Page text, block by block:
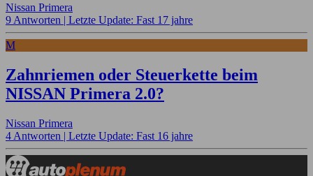
Nissan Primera
9 Antworten | Letzte Update: Fast 17 jahre
M
Zahnriemen oder Steuerkette beim
NISSAN Primera 2.0?
Nissan Primera
4 Antworten | Letzte Update: Fast 16 jahre